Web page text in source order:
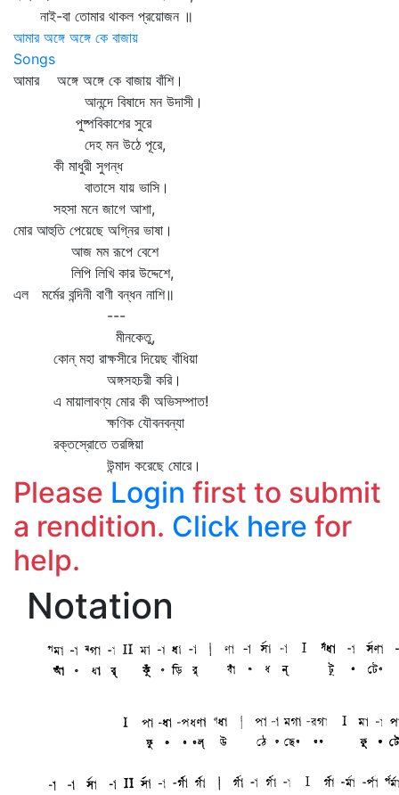
নাই-বা তোমার থাকল প্রয়োজন ॥
আমার অঙ্গে অঙ্গে কে বাজায়
Songs
আমার অঙ্গে অঙ্গে কে বাজায় বাঁশি।
আনন্দে বিষাদে মন উদাসী।
পুষ্পবিকাশের সুরে
দেহ মন উঠে পূরে,
কী মাধুরী সুগন্ধ
বাতাসে যায় ভাসি।
সহসা মনে জাগে আশা,
মোর আহুতি পেয়েছে অগ্নির ভাষা।
আজ মম রূপে বেশে
লিপি লিখি কার উদ্দেশে,
এল মর্মের বন্দিনী বাণী বন্ধন নাশি॥
---
মীনকেতু,
কোন্‌ মহা রাক্ষসীরে দিয়েছ বাঁধিয়া
অঙ্গসহচরী করি।
এ মায়ালাবণ্য মোর কী অভিসম্পাত!
ক্ষণিক যৌবনবন্যা
রক্তস্রোতে তরঙ্গিয়া
উন্মাদ করেছে মোরে।
Please Login first to submit
a rendition. Click here for
help.
Notation